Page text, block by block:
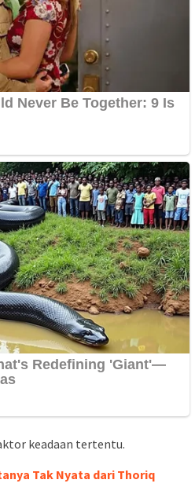
keadaan tertentu.
Tak Nyata dari Thoriq